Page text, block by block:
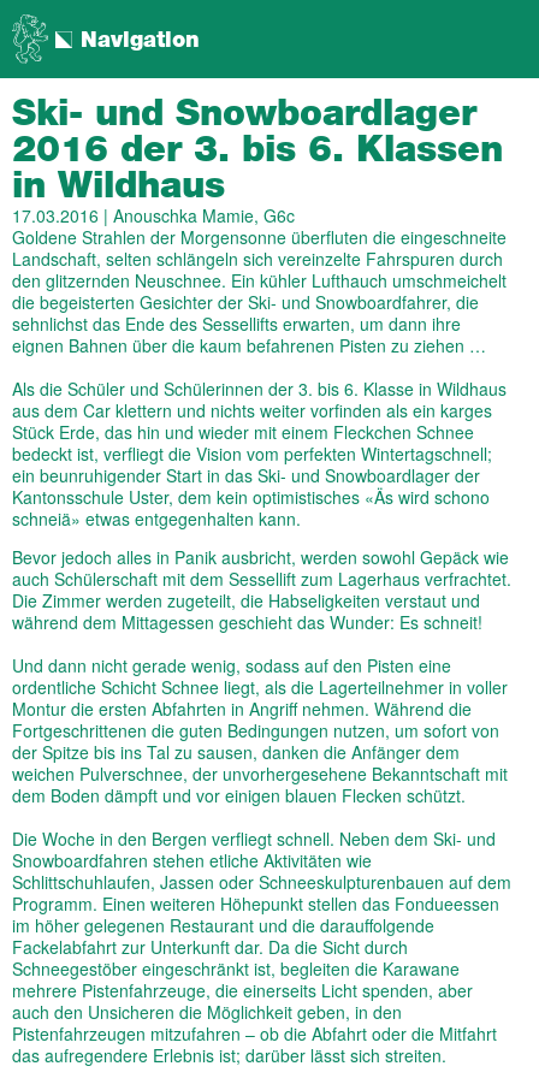
Navigation
Ski- und Snowboard­lager
2016 der 3. bis 6. Klassen
in Wildhaus
17.03.2016 | Anouschka Mamie, G6c
Goldene Strahlen der Morgensonne überfluten die eingeschneite
Landschaft, selten schlängeln sich vereinzelte Fahrspuren durch
den glitzernden Neuschnee. Ein kühler Lufthauch umschmeichelt
die begeisterten Gesichter der Ski- und Snowboardfahrer, die
sehnlichst das Ende des Sessellifts erwarten, um dann ihre
eignen Bahnen über die kaum befahrenen Pisten zu ziehen …
Als die Schüler und Schülerinnen der 3. bis 6. Klasse in Wildhaus
aus dem Car klettern und nichts weiter vorfinden als ein karges
Stück Erde, das hin und wieder mit einem Fleckchen Schnee
bedeckt ist, verfliegt die Vision vom perfekten Wintertagschnell;
ein beunruhigender Start in das Ski- und Snowboardlager der
Kantonsschule Uster, dem kein optimistisches «Äs wird schono
schneiä» etwas entgegenhalten kann.
Bevor jedoch alles in Panik ausbricht, werden sowohl Gepäck wie
auch Schülerschaft mit dem Sessellift zum Lagerhaus verfrachtet.
Die Zimmer werden zugeteilt, die Habseligkeiten verstaut und
während dem Mittagessen geschieht das Wunder: Es schneit!
Und dann nicht gerade wenig, sodass auf den Pisten eine
ordentliche Schicht Schnee liegt, als die Lagerteilnehmer in voller
Montur die ersten Abfahrten in Angriff nehmen. Während die
Fortgeschrittenen die guten Bedingungen nutzen, um sofort von
der Spitze bis ins Tal zu sausen, danken die Anfänger dem
weichen Pulverschnee, der unvorhergesehene Bekanntschaft mit
dem Boden dämpft und vor einigen blauen Flecken schützt.
Die Woche in den Bergen verfliegt schnell. Neben dem Ski- und
Snowboardfahren stehen etliche Aktivitäten wie
Schlittschuhlaufen, Jassen oder Schneeskulpturenbauen auf dem
Programm. Einen weiteren Höhepunkt stellen das Fondueessen
im höher gelegenen Restaurant und die darauffolgende
Fackelabfahrt zur Unterkunft dar. Da die Sicht durch
Schneegestöber eingeschränkt ist, begleiten die Karawane
mehrere Pistenfahrzeuge, die einerseits Licht spenden, aber
auch den Unsicheren die Möglichkeit geben, in den
Pistenfahrzeugen mitzufahren – ob die Abfahrt oder die Mitfahrt
das aufregendere Erlebnis ist; darüber lässt sich streiten.